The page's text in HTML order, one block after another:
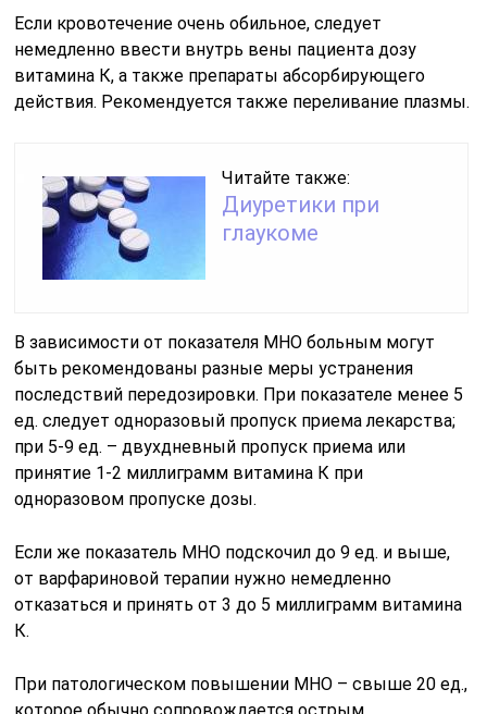
Если кровотечение очень обильное, следует
немедленно ввести внутрь вены пациента дозу
витамина К, а также препараты абсорбирующего
действия. Рекомендуется также переливание плазмы.
Читайте также:
Диуретики при
глаукоме
В зависимости от показателя МНО больным могут
быть рекомендованы разные меры устранения
последствий передозировки. При показателе менее 5
ед. следует одноразовый пропуск приема лекарства;
при 5-9 ед. – двухдневный пропуск приема или
принятие 1-2 миллиграмм витамина К при
одноразовом пропуске дозы.
Если же показатель МНО подскочил до 9 ед. и выше,
от варфариновой терапии нужно немедленно
отказаться и принять от 3 до 5 миллиграмм витамина
К.
При патологическом повышении МНО – свыше 20 ед.,